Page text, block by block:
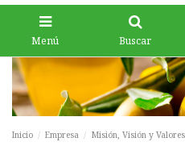
Menú Buscar
Inicio Empresa Misión, Visión y Valores